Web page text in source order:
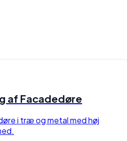
af Facadedøre
i træ og metal med høj